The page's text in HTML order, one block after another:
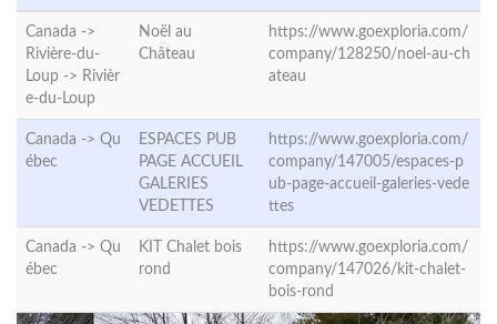
Canada ->
Rivière-du-
Loup -> Rivièr
e-du-Loup
Noël au
Château
https://www.goexploria.com/
company/128250/noel-au-ch
ateau
Canada -> Qu
ébec
ESPACES PUB
PAGE ACCUEIL
GALERIES
VEDETTES
https://www.goexploria.com/
company/147005/espaces-p
ub-page-accueil-galeries-vede
ttes
Canada -> Qu
ébec
KIT Chalet bois
rond
https://www.goexploria.com/
company/147026/kit-chalet-
bois-rond